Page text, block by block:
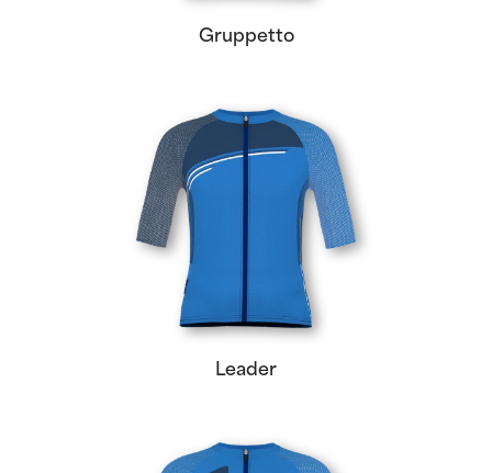
Gruppetto
Leader